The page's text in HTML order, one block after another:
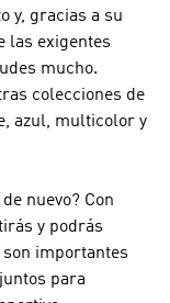
y, gracias a su
las exigentes
mucho.
colecciones de
azul, multicolor y
nuevo? Con
y podrás
importantes
para